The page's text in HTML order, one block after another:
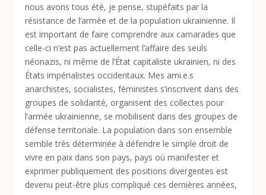
nous avons tous été, je pense, stupéfaits par la
résistance de l’armée et de la population ukrainienne. Il
est important de faire comprendre aux camarades que
celle-ci n’est pas actuellement l’affaire des seuls
néonazis, ni même de l’État capitaliste ukrainien, ni des
États impérialistes occidentaux. Mes ami.e.s
anarchistes, socialistes, féministes s’inscrivent dans des
groupes de solidarité, organisent des collectes pour
l’armée ukrainienne, se mobilisent dans des groupes de
défense territoriale. La population dans son ensemble
semble très déterminée à défendre le simple droit de
vivre en paix dans son pays, pays où manifester et
exprimer publiquement des positions divergentes est
devenu peut-être plus compliqué ces dernières années,